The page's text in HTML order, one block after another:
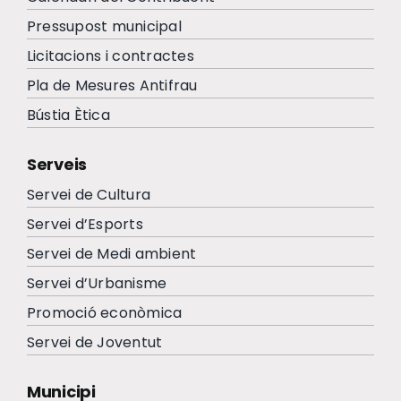
Pressupost municipal
Licitacions i contractes
Pla de Mesures Antifrau
Bústia Ètica
Serveis
Servei de Cultura
Servei d’Esports
Servei de Medi ambient
Servei d’Urbanisme
Promoció econòmica
Servei de Joventut
Municipi